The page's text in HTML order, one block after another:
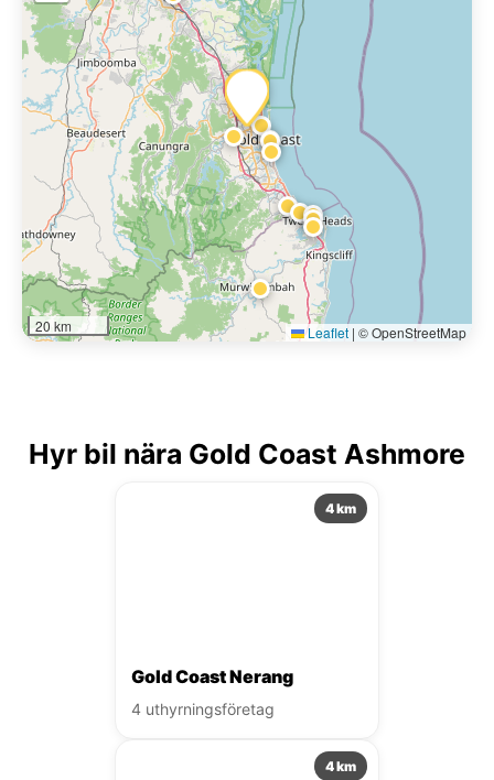
20 km Leaflet | © OpenStreetMap
Hyr bil nära Gold Coast Ashmore
4 km
Gold Coast Nerang
4 uthyrningsföretag
4 km